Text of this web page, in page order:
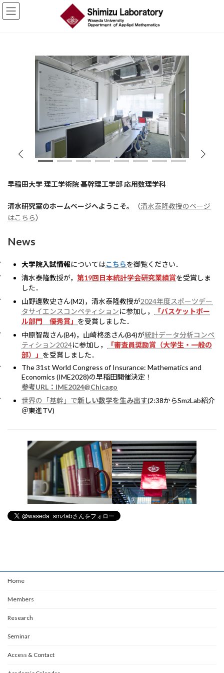
コ
ン
ナ
ビ
早稲田大学 理工学術院 基幹理工学部 応用数理学科
清水研究室のホームページへようこそ。 （清水泰隆教授のページ
はこちら）
News
大学院入試情報についてはこちらを御覧ください．
清水泰隆教授が， 第19回日本統計学会研究業績賞を受賞しま
した．
山野邊敦史さん(M2)，清水泰隆教授が2024年度スポーツデー
タサイエンスコンペティションに参加し，
「バスケットボー
ル部門 優秀賞」 を受賞しました．
中原智哉さん(B4)，山崎柊丞さん(B4)が統計データ分析コンペ
ティション2024に参加し，
「審査員奨励賞（大学生・一般の
部）」 を受賞しました．
The 31st World Congress of Insurance: Mathematics and
Economics (IME2028)の早稲田開催決定！
参考URL：IME2024@Chicago
世界の「基幹」で新しい数学を生み出す(2:38からSmzLab紹介
＠東進TV)
Home
Members
Research
Seminar
Access & Contact